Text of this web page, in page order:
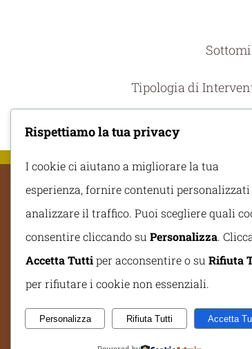
Tipologia di
2026 Azienda Agricola
Rispettiamo la tua privacy
I cookie ci aiutano a migliorare la tua
esperienza, fornire contenuti personalizzati
analizzare il traffico. Puoi scegliere quali
consentire cliccando su Personalizza.
Accetta Tuttiper acconsentire o su Rifiuta
per rifiutare i cookie non essenziali.
Personalizza Rifiuta Tutti Accetta